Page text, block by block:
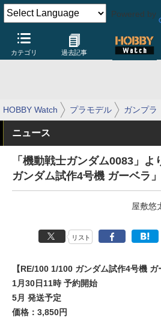
Powered by
カテゴリ 過去記事
HOBBY Watch プラモデル ガンプラ
ニュース
「機動戦士ガンダム0083」
ガンダム試作4号機 ガーベラ」
屋敷悠
リスト
【RE/100 1/100 ガンダム試作4号機 ガ
1月30日11時 予約開始
5月 発送予定
価格：3,850円